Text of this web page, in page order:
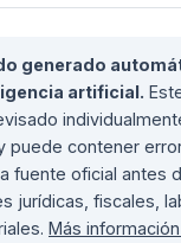
generado
artificial.
puede contener
fuente oficial antes
jurídicas, fiscales,
Más